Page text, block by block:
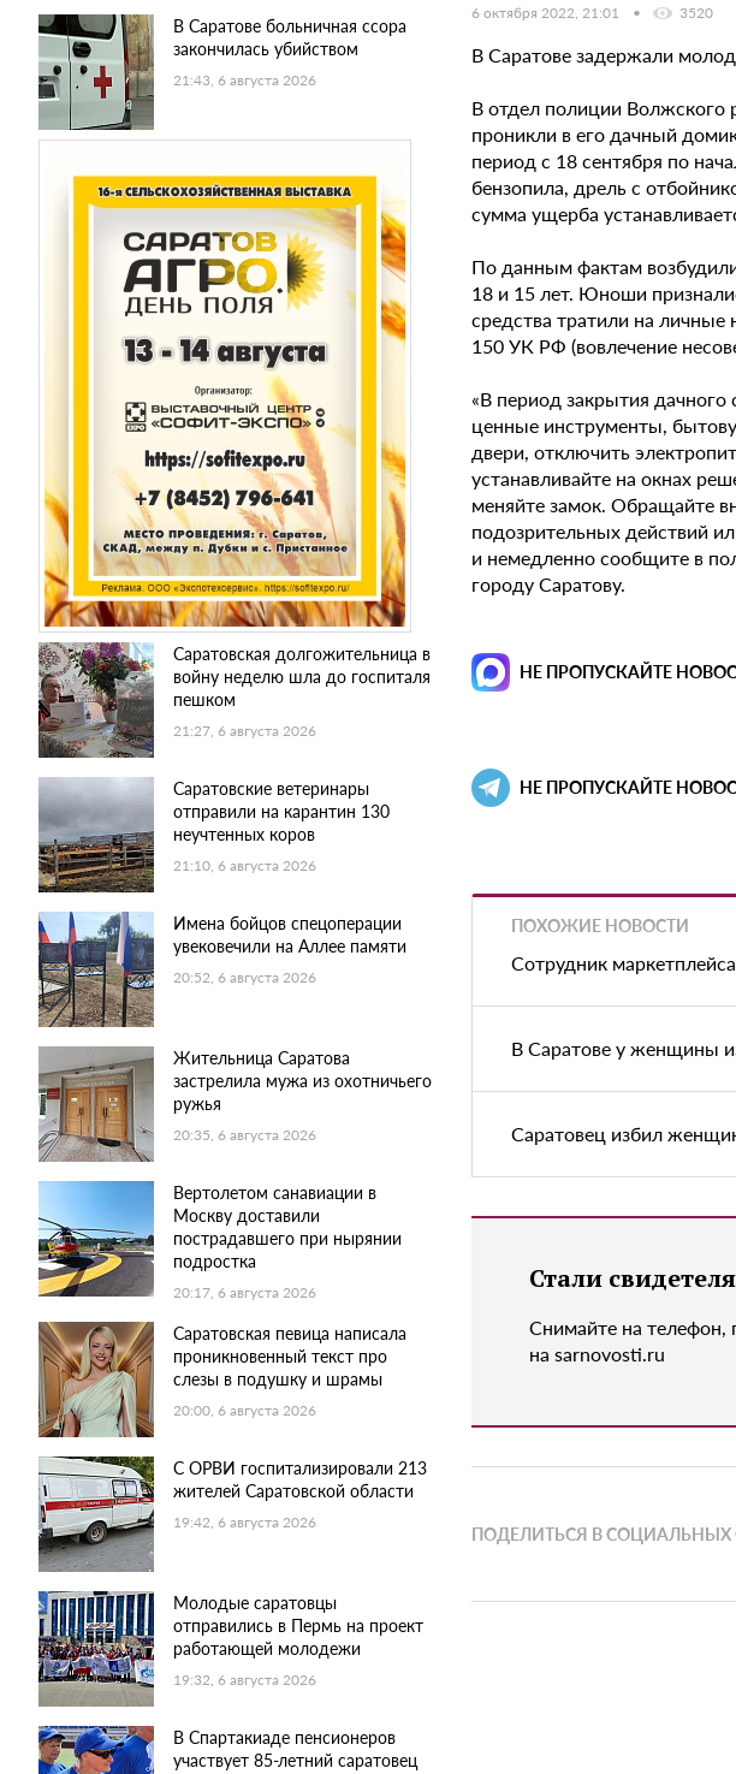
В Саратове больничная ссора
закончилась убийством
21:43, 6 августа 2026
Саратовская долгожительница в
войну неделю шла до госпиталя
пешком
21:27, 6 августа 2026
Саратовские ветеринары
отправили на карантин 130
неучтенных коров
21:10, 6 августа 2026
Имена бойцов спецоперации
увековечили на Аллее памяти
20:52, 6 августа 2026
Жительница Саратова
застрелила мужа из охотничьего
ружья
20:35, 6 августа 2026
Вертолетом санавиации в
Москву доставили
пострадавшего при нырянии
подростка
20:17, 6 августа 2026
Саратовская певица написала
проникновенный текст про
слезы в подушку и шрамы
20:00, 6 августа 2026
С ОРВИ госпитализировали 213
жителей Саратовской области
19:42, 6 августа 2026
Молодые саратовцы
отправились в Пермь на проект
работающей молодежи
19:32, 6 августа 2026
В Спартакиаде пенсионеров
участвует 85-летний саратовец
6 октября 2022, 21:01 3520
В Саратове задержали
В отдел полиции Волжского
проникли в его дачный
период с 18 сентября по
бензопила, дрель с
сумма ущерба
По данным фактам
18 и 15 лет. Юноши
средства тратили на
150 УК РФ (вовлечение
«В период закрытия дачного
ценные инструменты,
двери, отключить
устанавливайте на окнах
меняйте замок. Обращайте
подозрительных действий
и немедленно сообщите в
городу Саратову.
НЕ ПРОПУСКАЙТЕ
НЕ ПРОПУСКАЙТЕ
ПОХОЖИЕ НОВОСТИ
Сотрудник
В Саратове у женщины
Саратовец избил
Стали
Снимайте на телефон,
на sarnovosti.ru
ПОДЕЛИТЬСЯ В СОЦИАЛЬНЫХ